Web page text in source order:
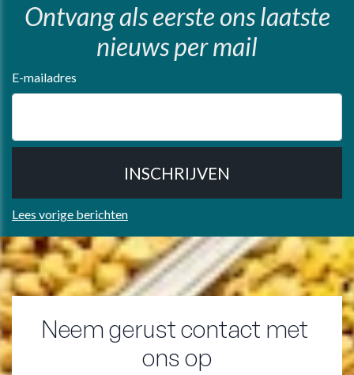
Ontvang als eerste ons laatste
nieuws per mail
E-mailadres
Lees vorige berichten